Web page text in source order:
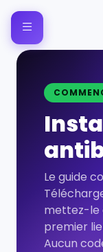
Le guide
mettez-le
premier
Aucun